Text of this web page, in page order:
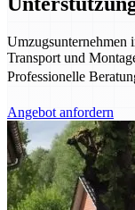
Umzugsunternehmen
Transport und
Professionelle
Angebot anfordern